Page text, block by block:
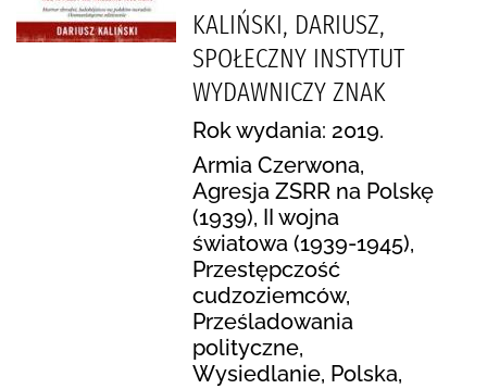
KALIŃSKI, DARIUSZ,
SPOŁECZNY INSTYTUT
WYDAWNICZY ZNAK
Rok wydania: 2019.
Armia Czerwona,
Agresja ZSRR na Polskę
(1939), II wojna
światowa (1939-1945),
Przestępczość
cudzoziemców,
Prześladowania
polityczne,
Wysiedlanie, Polska,